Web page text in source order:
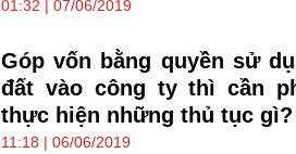
01:32 | 07/06/2019
Góp vốn bằng quyền sử
đất vào công ty thì cần
thực hiện những thủ tục gì?
11:18 | 06/06/2019